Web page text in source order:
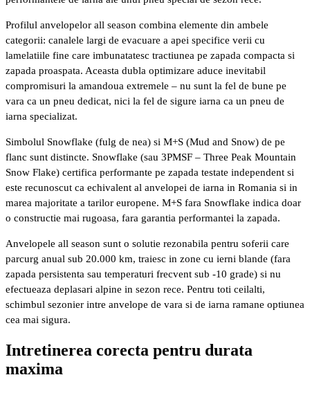
Profilul anvelopelor all season combina elemente din ambele
categorii: canalele largi de evacuare a apei specifice verii cu
lamelatiile fine care imbunatatesc tractiunea pe zapada compacta si
zapada proaspata. Aceasta dubla optimizare aduce inevitabil
compromisuri la amandoua extremele – nu sunt la fel de bune pe
vara ca un pneu dedicat, nici la fel de sigure iarna ca un pneu de
iarna specializat.
Simbolul Snowflake (fulg de nea) si M+S (Mud and Snow) de pe
flanc sunt distincte. Snowflake (sau 3PMSF – Three Peak Mountain
Snow Flake) certifica performante pe zapada testate independent si
este recunoscut ca echivalent al anvelopei de iarna in Romania si in
marea majoritate a tarilor europene. M+S fara Snowflake indica doar
o constructie mai rugoasa, fara garantia performantei la zapada.
Anvelopele all season sunt o solutie rezonabila pentru soferii care
parcurg anual sub 20.000 km, traiesc in zone cu ierni blande (fara
zapada persistenta sau temperaturi frecvent sub -10 grade) si nu
efectueaza deplasari alpine in sezon rece. Pentru toti ceilalti,
schimbul sezonier intre anvelope de vara si de iarna ramane optiunea
cea mai sigura.
Intretinerea corecta pentru durata
maxima